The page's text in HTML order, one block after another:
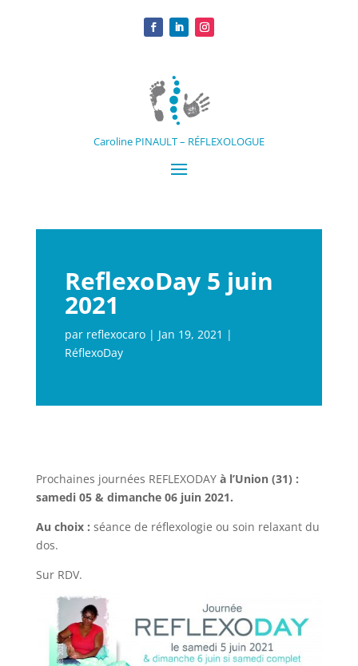
Caroline PINAULT – RÉFLEXOLOGUE
ReflexoDay 5 juin
2021
par reflexocaro| Jan 19, 2021 |
RéflexoDay
Prochaines journées REFLEXODAY à l’Union (31) :
samedi 05 & dimanche 06 juin 2021.
Au choix : séance de réflexologie ou soin relaxant du
dos.
Sur RDV.